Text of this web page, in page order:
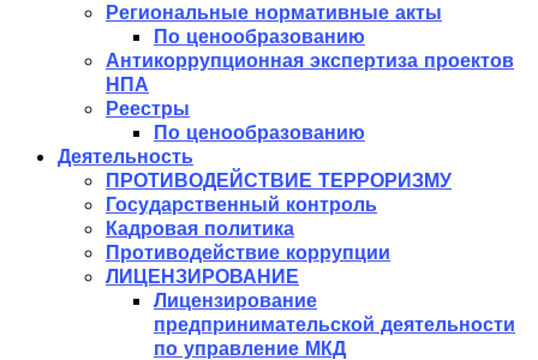
Региональные нормативные акты
По ценообразованию
Антикоррупционная экспертиза проектов
НПА
Реестры
По ценообразованию
Деятельность
ПРОТИВОДЕЙСТВИЕ ТЕРРОРИЗМУ
Государственный контроль
Кадровая политика
Противодействие коррупции
ЛИЦЕНЗИРОВАНИЕ
Лицензирование
предпринимательской деятельности
по управление МКД